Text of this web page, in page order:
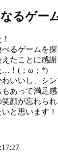
るゲー
るゲームを
たことに感
…！(；ω；*)
いいし、シ
あって満足感
笑顔が忘れら
と思います！